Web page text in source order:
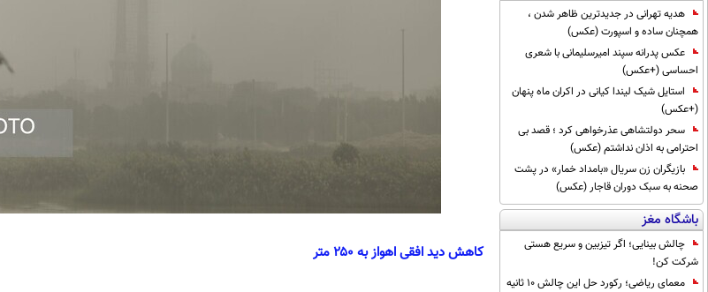
هدیه تهرانی در جدیدترین ظاهر شدن ،
همچنان ساده و اسپورت (عکس)
عکس پدرانه سپند امیرسلیمانی با شعری
احساسی (+عکس)
استایل شیک لیندا کیانی در اکران ماه پنهان
(+عکس)
سحر دولتشاهی عذرخواهی کرد ؛ قصد بی
احترامی به اذان نداشتم (عکس)
بازیگران زن سریال «بامداد خمار» در پشت
صحنه به سبک دوران قاجار (عکس)
باشگاه مغز
چالش بینایی؛ اگر تیزبین و سریع هستی
شرکت کن!
معمای ریاضی؛ رکورد حل این چالش 10 ثانیه
کاهش دید افقی اهواز به ۲۵۰ متر